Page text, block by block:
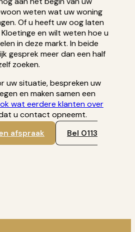
weten wat uw woning
Of u heeft uw oog laten
en wilt weten hoe u
in deze markt. In beide
gesprek meer dan een half
zoeken.
uw situatie, bespreken uw
en maken samen een
wat eerdere klanten over
u contact opneemt.
afspraak
Bel 0113